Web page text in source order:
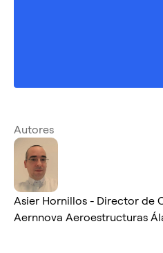
Autores
Asier Hornillos - Director de
Aernnova Aeroestructuras